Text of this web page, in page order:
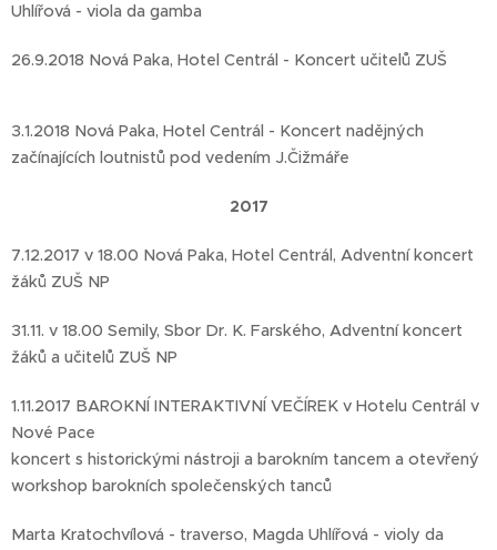
Uhlířová - viola da gamba
26.9.2018 Nová Paka, Hotel Centrál - Koncert učitelů ZUŠ
3.1.2018 Nová Paka, Hotel Centrál - Koncert nadějných
začínajících loutnistů pod vedením J.Čižmáře
2017
7.12.2017 v 18.00 Nová Paka, Hotel Centrál, Adventní koncert
žáků ZUŠ NP
31.11. v 18.00 Semily, Sbor Dr. K. Farského, Adventní koncert
žáků a učitelů ZUŠ NP
1.11.2017 BAROKNÍ INTERAKTIVNÍ VEČÍREK v Hotelu Centrál v
Nové Pace
koncert s historickými nástroji a barokním tancem a otevřený
workshop barokních společenských tanců
Marta Kratochvílová - traverso, Magda Uhlířová - violy da